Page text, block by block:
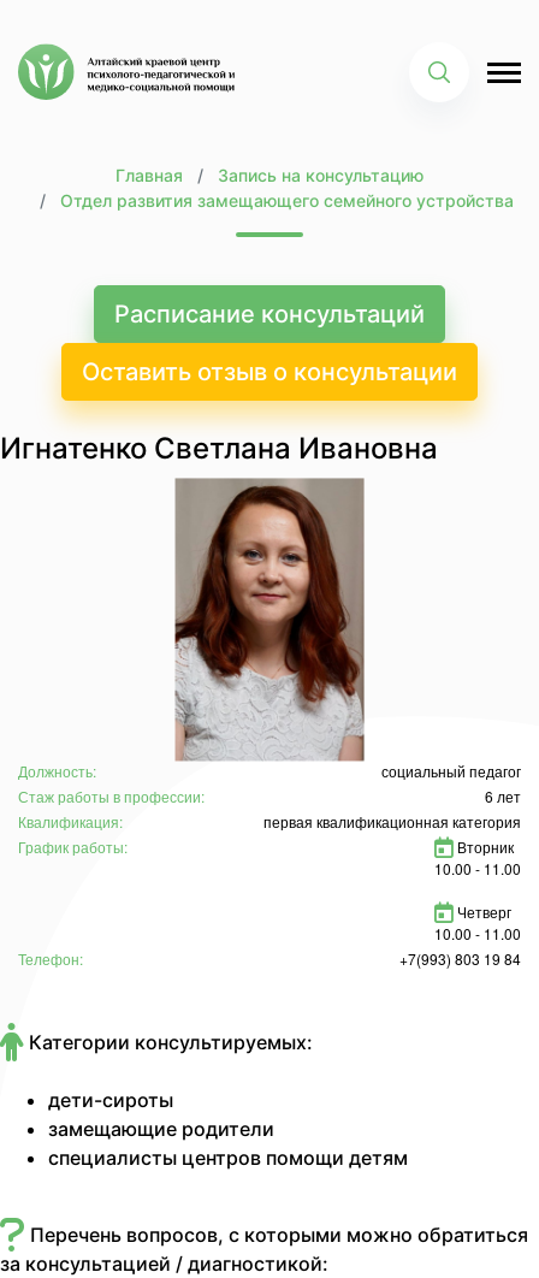
Главная
Запись на консультацию
Отдел развития замещающего семейного устройства
Расписание консультаций
Оставить отзыв о консультации
Игнатенко Светлана Ивановна
Должность:
социальный педагог
Стаж работы в профессии:
6 лет
Квалификация:
первая квалификационная категория
График работы:
Вторник
10.00 - 11.00
Четверг
10.00 - 11.00
Телефон:
+7(993) 803 19 84
Категории консультируемых:
дети-сироты
замещающие родители
специалисты центров помощи детям
Перечень вопросов, с которыми можно обратиться
за консультацией / диагностикой: